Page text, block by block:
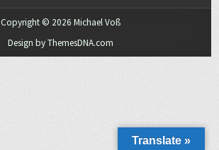
Copyright © 2026 Michael Voß
Design by ThemesDNA.com
Translate »